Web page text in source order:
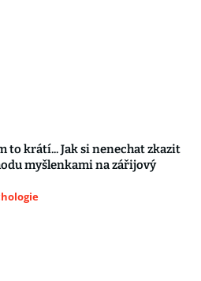
to krátí... Jak si nenechat zkazit
myšlenkami na zářijový